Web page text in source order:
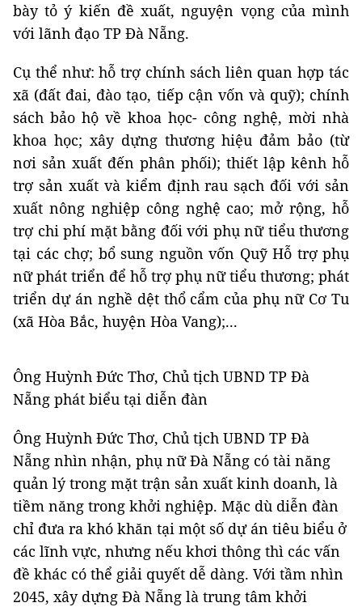
bày tỏ ý kiến đề xuất, nguyện vọng của mình
với lãnh đạo TP Đà Nẵng.
Cụ thể như: hỗ trợ chính sách liên quan hợp tác
xã (đất đai, đào tạo, tiếp cận vốn và quỹ); chính
sách bảo hộ về khoa học- công nghệ, mời nhà
khoa học; xây dựng thương hiệu đảm bảo (từ
nơi sản xuất đến phân phối); thiết lập kênh hỗ
trợ sản xuất và kiểm định rau sạch đối với sản
xuất nông nghiệp công nghệ cao; mở rộng, hỗ
trợ chi phí mặt bằng đối với phụ nữ tiểu thương
tại các chợ; bổ sung nguồn vốn Quỹ Hỗ trợ phụ
nữ phát triển để hỗ trợ phụ nữ tiểu thương; phát
triển dự án nghề dệt thổ cẩm của phụ nữ Cơ Tu
(xã Hòa Bắc, huyện Hòa Vang);...
Ông Huỳnh Đức Thơ, Chủ tịch UBND TP Đà
Nẵng phát biểu tại diễn đàn
Ông Huỳnh Đức Thơ, Chủ tịch UBND TP Đà
Nẵng nhìn nhận, phụ nữ Đà Nẵng có tài năng
quản lý trong mặt trận sản xuất kinh doanh, là
tiềm năng trong khởi nghiệp. Mặc dù diễn đàn
chỉ đưa ra khó khăn tại một số dự án tiêu biểu ở
các lĩnh vực, nhưng nếu khơi thông thì các vấn
đề khác có thể giải quyết dễ dàng. Với tầm nhìn
2045, xây dựng Đà Nẵng là trung tâm khởi